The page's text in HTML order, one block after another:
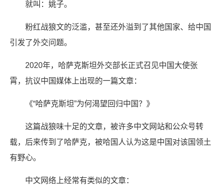
就叫：姚子。
粉红战狼文的泛滥，甚至还外溢到了其他国家、给中国
引发了外交问题。
2020年，哈萨克斯坦外交部长正式召见中国大使张
霄，抗议中国媒体上出现的一篇文章：
《“哈萨克斯坦”为何渴望回归中国？》
这篇战狼味十足的文章，被许多中文网站和公众号转
载，后来传到了哈萨克，被哈国人认为这是中国对该国领土
有野心。
中文网络上经常有类似的文章：